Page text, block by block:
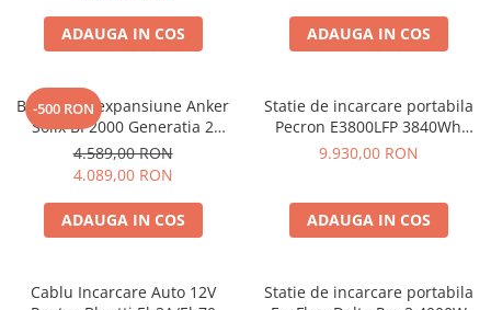
Invertoare Off-grid
Incarcatoare de retea
Acumulatori de stocare
Componente sisteme de balcon
Iluminat solar
Acumulatori
Acumulatori Standard Plumb
Acumulatori Litiu
ADAUGA IN COS ADAUGA IN COS
-500 RON
Baterie de expansiune Anker
Solix BP2000 Generatia 2
pentru Anker Solix C2000 Gen
2, 2048Wh
4.589,00 RON
4.089,00 RON
ADAUGA IN COS
Statie de incarcare portabila
Pecron E3800LFP 3840Wh
4200W + Carucior CADOU
9.930,00 RON
ADAUGA IN COS
Cablu Incarcare Auto 12V
Statie de incarcare portabila